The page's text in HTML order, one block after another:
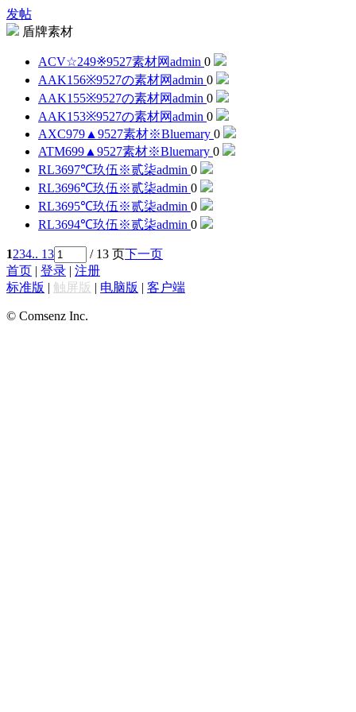
发帖
盾牌素材
ACV☆249※9527素材网admin 0
AAK156※9527の素材网admin 0
AAK155※9527の素材网admin 0
AAK153※9527の素材网admin 0
AXC979▲9527素材※Bluemary 0
ATM699▲9527素材※Bluemary 0
RL3697℃玖伍※贰柒admin 0
RL3696℃玖伍※贰柒admin 0
RL3695℃玖伍※贰柒admin 0
RL3694℃玖伍※贰柒admin 0
1234.. 13 / 13 页下一页
首页 | 登录 | 注册
标准版 | 触屏版 | 电脑版 | 客户端
© Comsenz Inc.